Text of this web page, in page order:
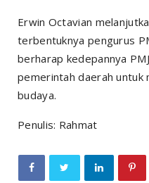
Erwin Octavian
terbentuknya pengurus
berharap kedepannya
pemerintah daerah untuk
budaya.
Penulis: Rahmat